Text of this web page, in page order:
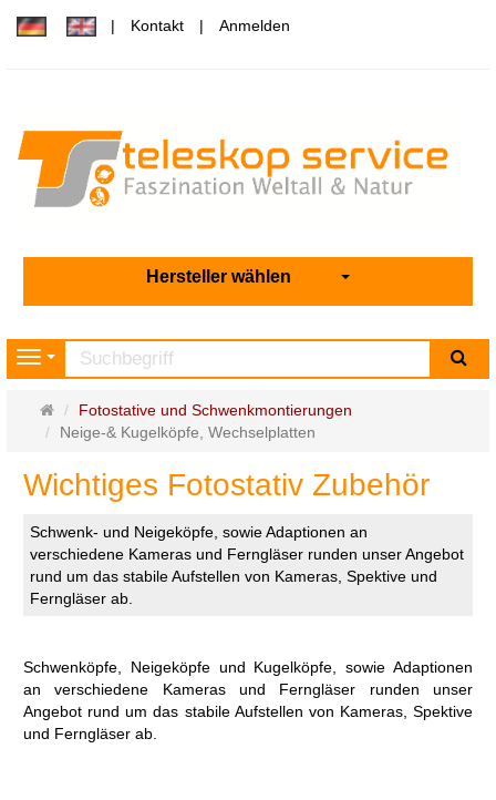
Kontakt Anmelden
Hersteller wählen
Navigation
Startseite
Fotostative und Schwenkmontierungen
Neige-& Kugelköpfe, Wechselplatten
Wichtiges Fotostativ Zubehör
Schwenk- und Neigeköpfe, sowie Adaptionen an
verschiedene Kameras und Ferngläser runden unser Angebot
rund um das stabile Aufstellen von Kameras, Spektive und
Ferngläser ab.
Schwenköpfe, Neigeköpfe und Kugelköpfe, sowie Adaptionen
an verschiedene Kameras und Ferngläser runden unser
Angebot rund um das stabile Aufstellen von Kameras, Spektive
und Ferngläser ab.